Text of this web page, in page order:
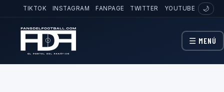
TIKTOK INSTAGRAM FANPAGE TWITTER YOUTUBE 🌙
☰ MENÚ